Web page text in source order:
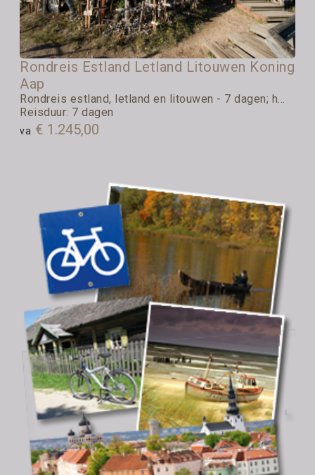
Rondreis Estland Letland Litouwen Koning
Aap
Rondreis estland, letland en litouwen - 7 dagen; h...
Reisduur: 7 dagen
va € 1.245,00